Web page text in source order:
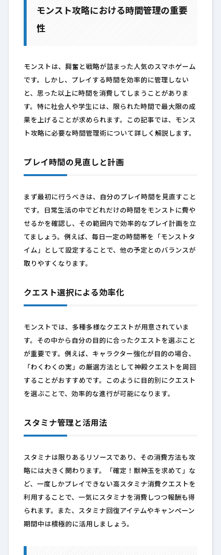
モンスト攻略における時間管理の重要
性
モンストは、興奮と戦略が詰まった人気のスマホゲーム
です。しかし、プレイする時間を効率的に管理しない
と、思った以上に時間を消費してしまうことがありま
す。特に社会人や学生には、限られた時間で最大限の成
果を上げることが求められます。この記事では、モンス
ト攻略に必要な時間管理術について詳しく解説します。
プレイ時間の見直しと計画
まず最初に行うべきは、自分のプレイ時間を見直すこと
です。日常生活の中でどれだけの時間をモンストに費や
せるかを確認し、その範囲内で効率的なプレイ計画を立
てましょう。例えば、毎日一定の時間帯を「モンストタ
イム」として設定することで、他の予定とのバランスが
取りやすくなります。
クエスト選択による効率化
モンストでは、多種多様なクエストが用意されていま
す。その中から自分の目的に合ったクエストを選ぶこと
が重要です。例えば、キャラクター強化が目的の場合、
「わくわくの実」の厳選方法として神殿クエストを周回
することがおすすめです。このように目的別にクエスト
を選ぶことで、効率的な進行が可能になります。
スタミナ管理と活用法
スタミナは限りあるリソースであり、その消費方法も攻
略には大きく関わります。「確定！獣神玉を求めて」な
ど、一度しかプレイできない高スタミナ消費クエストを
利用することで、一気にスタミナを消費しつつ報酬も得
られます。また、スタミナ回復アイテムやキャンペーン
期間中は積極的に活用しましょう。